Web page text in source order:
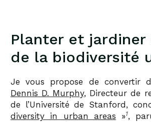
Planter et
de la biodiversité
Je vous propose de convertir
Dennis D. Murphy, Directeur de
de l’Université de Stanford,
diversity in urban areas »1,